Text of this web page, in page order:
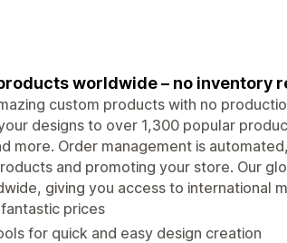
worldwide – no inventory
custom products with no
designs to over 1,300 popular
more. Order management is
and promoting your store. Our
giving you access to international
prices
for quick and easy design creation